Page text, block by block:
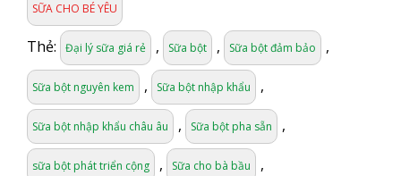
SỮA CHO BÉ YÊU
Thẻ: Đại lý sữa giá rẻ , Sữa bột , Sữa bột đảm bảo ,
Sữa bột nguyên kem , Sữa bột nhập khẩu ,
Sữa bột nhập khẩu châu âu , Sữa bột pha sẵn ,
sữa bột phát triển cộng , Sữa cho bà bầu ,